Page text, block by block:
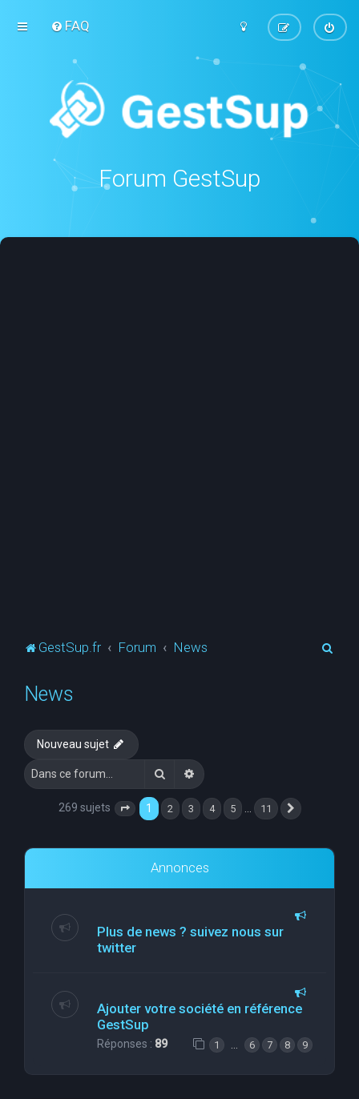
FAQ
Forum GestSup
GestSup.fr Forum News
News
Nouveau sujet
RechercherRecherche avancée
269 sujets Page 1 sur 11
1 2 3 4 5 11
Annonces
Plus de news ? suivez nous sur
twitter
Ajouter votre société en référence
GestSup
Réponses : 89 1 6 7 8 9